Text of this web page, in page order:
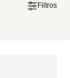
Filtros